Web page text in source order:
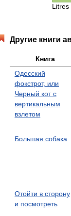
Litres
Другие книги
Книга
Одесский
фокстрот, или
Черный кот с
вертикальным
взлетом
Большая собака
Отойти в сторону
и посмотреть